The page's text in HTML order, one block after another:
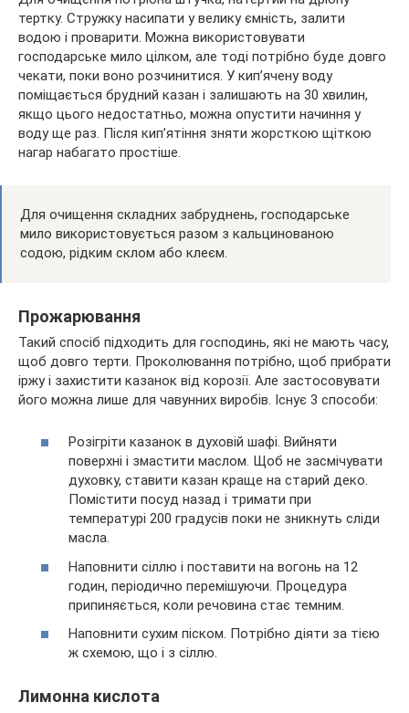
тертку. Стружку насипати у велику ємність, залити
водою і проварити. Можна використовувати
господарське мило цілком, але тоді потрібно буде довго
чекати, поки воно розчинитися. У кип’ячену воду
поміщається брудний казан і залишають на 30 хвилин,
якщо цього недостатньо, можна опустити начиння у
воду ще раз. Після кип’ятіння зняти жорсткою щіткою
нагар набагато простіше.
Для очищення складних забруднень, господарське
мило використовується разом з кальцинованою
содою, рідким склом або клеєм.
Прожарювання
Такий спосіб підходить для господинь, які не мають часу,
щоб довго терти. Проколювання потрібно, щоб прибрати
іржу і захистити казанок від корозії. Але застосовувати
його можна лише для чавунних виробів. Існує 3 способи:
Розігріти казанок в духовій шафі. Вийняти
поверхні і змастити маслом. Щоб не засмічувати
духовку, ставити казан краще на старий деко.
Помістити посуд назад і тримати при
температурі 200 градусів поки не зникнуть сліди
масла.
Наповнити сіллю і поставити на вогонь на 12
годин, періодично перемішуючи. Процедура
припиняється, коли речовина стає темним.
Наповнити сухим піском. Потрібно діяти за тією
ж схемою, що і з сіллю.
Лимонна кислота